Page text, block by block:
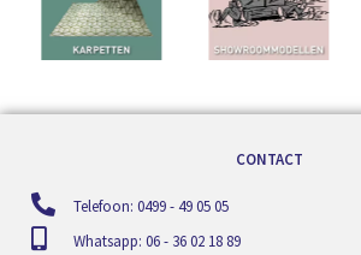
CONTACT
Telefoon: 0499 - 49 05 05
Whatsapp: 06 - 36 02 18 89